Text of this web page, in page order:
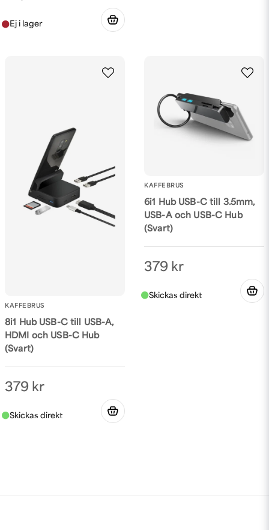
KAFFEBRUS
8i1 Hub USB-C till USB-A,
HDMI och USB-C Hub
(Svart)
379 kr
KAFFEBRUS
6i1 Hub USB-C till 3.5mm,
USB-A och USB-C Hub
(Svart)
379 kr